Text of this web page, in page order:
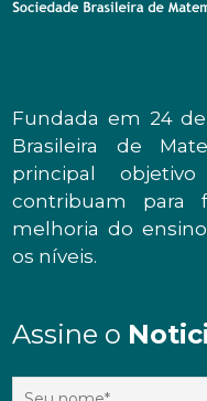
Fundada em 24
Brasileira de
principal
contribuam para
melhoria do
os níveis.
Assine o